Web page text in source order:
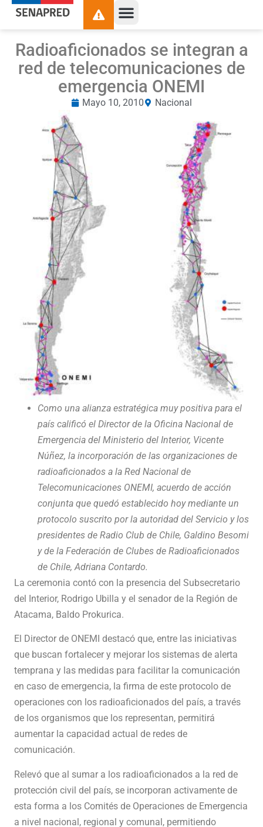
Radioaficionados se integran a
red de telecomunicaciones de
emergencia ONEMI
Mayo 10, 2010 Nacional
Como una alianza estratégica muy positiva para el
país calificó el Director de la Oficina Nacional de
Emergencia del Ministerio del Interior, Vicente
Núñez, la incorporación de las organizaciones de
radioaficionados a la Red Nacional de
Telecomunicaciones ONEMI, acuerdo de acción
conjunta que quedó establecido hoy mediante un
protocolo suscrito por la autoridad del Servicio y los
presidentes de Radio Club de Chile, Galdino Besomi
y de la Federación de Clubes de Radioaficionados
de Chile, Adriana Contardo.
La ceremonia contó con la presencia del Subsecretario
del Interior, Rodrigo Ubilla y el senador de la Región de
Atacama, Baldo Prokurica.
El Director de ONEMI destacó que, entre las iniciativas
que buscan fortalecer y mejorar los sistemas de alerta
temprana y las medidas para facilitar la comunicación
en caso de emergencia, la firma de este protocolo de
operaciones con los radioaficionados del país, a través
de los organismos que los representan, permitirá
aumentar la capacidad actual de redes de
comunicación.
Relevó que al sumar a los radioaficionados a la red de
protección civil del país, se incorporan activamente de
esta forma a los Comités de Operaciones de Emergencia
a nivel nacional, regional y comunal, permitiendo